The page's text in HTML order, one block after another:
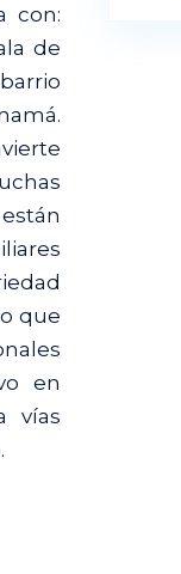
con:
de
que
en
vías